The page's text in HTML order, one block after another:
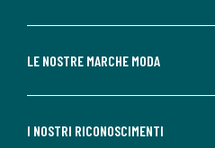
LE NOSTRE MARCHE MODA
I NOSTRI RICONOSCIMENTI